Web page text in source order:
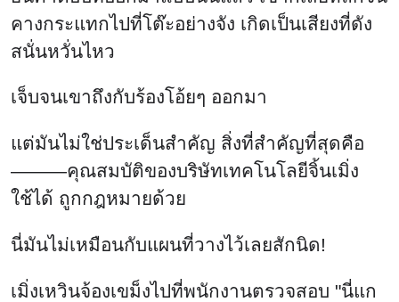
คางกระแทกไปที่โต๊ะอย่างจัง เกิดเป็นเสียงที่ดัง
สนั่นหวั่นไหว
เจ็บจนเขาถึงกับร้องโอ้ยๆ ออกมา
แต่มันไม่ใช่ประเด็นสำคัญ สิ่งที่สำคัญที่สุดคือ
———คุณสมบัติของบริษัทเทคโนโลยีจิ้นเมิ่ง
ใช้ได้ ถูกกฎหมายด้วย
นี่มันไม่เหมือนกับแผนที่วางไว้เลยสักนิด!
เมิ่งเหวินจ้องเขม็งไปที่พนักงานตรวจสอบ "นี่แก